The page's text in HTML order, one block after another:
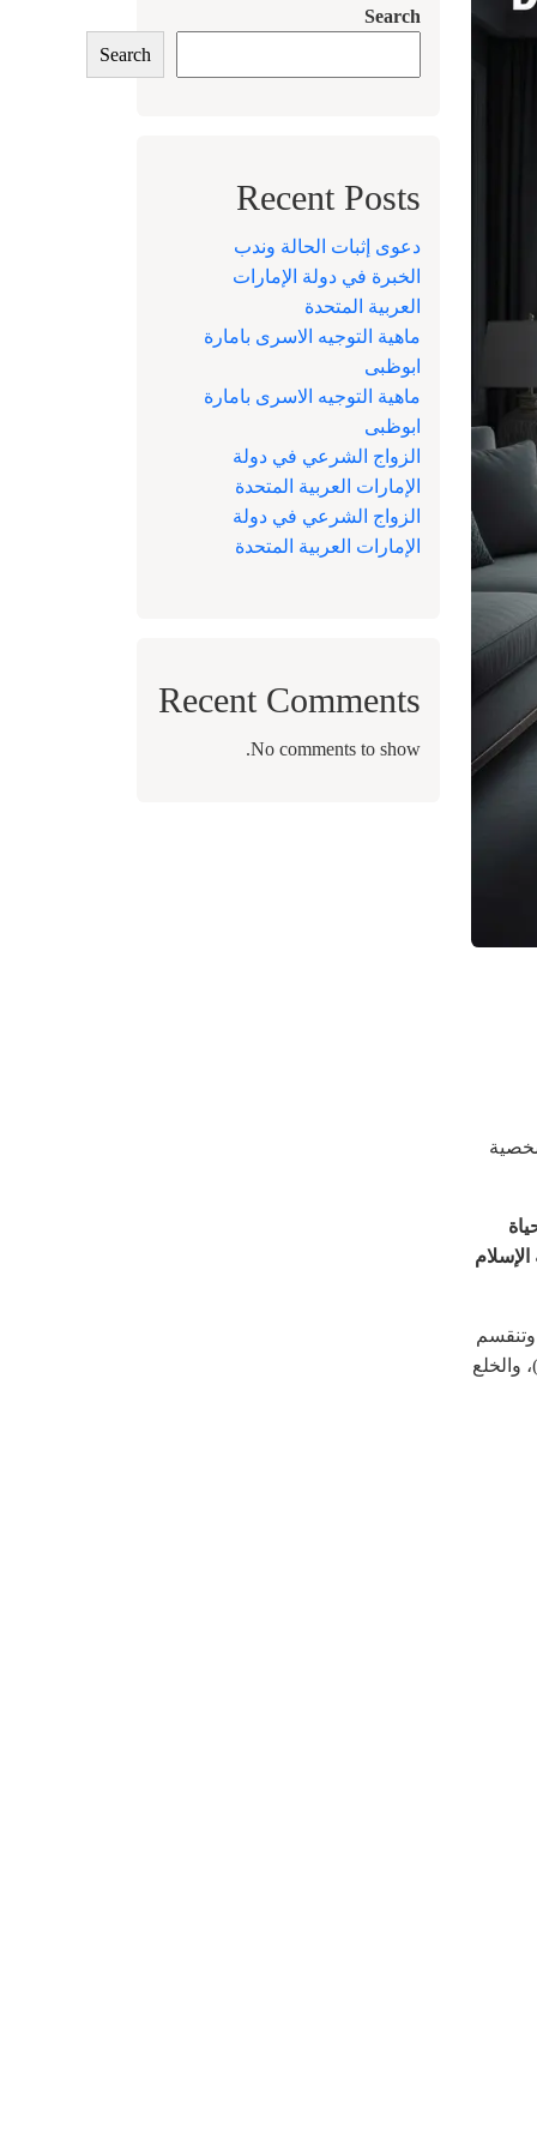
والخلع
Search
Search
Recent Posts
دعوى إثبات الحالة وندب
الخبرة في دولة الإمارات
العربية المتحدة
ماهية التوجيه الاسرى بامارة
ابوظبى
ماهية التوجيه الاسرى بامارة
ابوظبى
الزواج الشرعي في دولة
الإمارات العربية المتحدة
الزواج الشرعي في دولة
الإمارات العربية المتحدة
Recent Comments
No comments to show.